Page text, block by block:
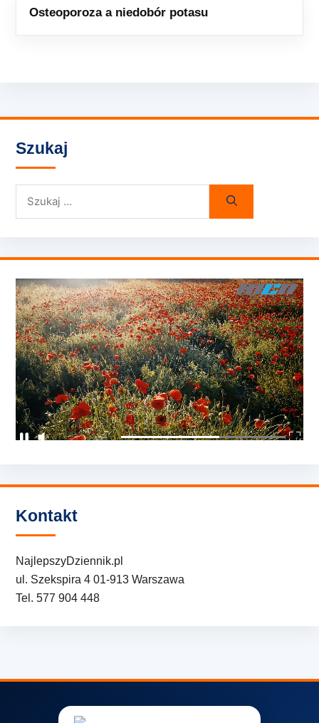
Osteoporoza a niedobór potasu
Szukaj
Kontakt
NajlepszyDziennik.pl
ul. Szekspira 4 01-913 Warszawa
Tel. 577 904 448